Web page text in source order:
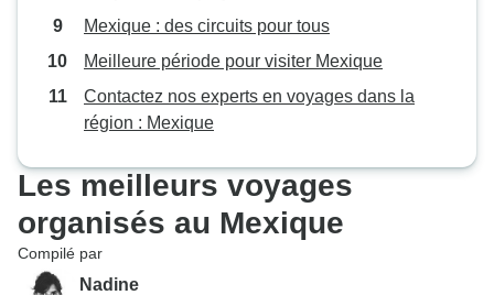
Mexique : des circuits pour tous
Meilleure période pour visiter Mexique
Contactez nos experts en voyages dans la
région : Mexique
Les meilleurs voyages
organisés au Mexique
Compilé par
Nadine